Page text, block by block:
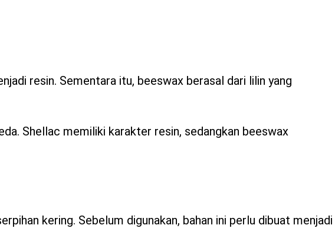
resin. Sementara itu, beeswax berasal dari lilin yang
Shellac memiliki karakter resin, sedangkan beeswax
kering. Sebelum digunakan, bahan ini perlu dibuat menjadi